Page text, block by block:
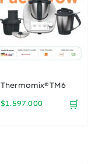
Thermomix® TM6
$1.597.000 🛒